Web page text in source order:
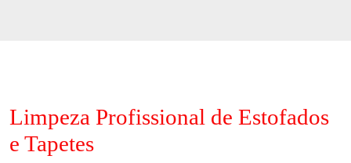
Limpeza Profissional de Estofados
e Tapetes